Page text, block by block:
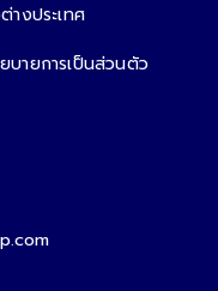
างประเทศ
บายการเป็นส่วนตัว